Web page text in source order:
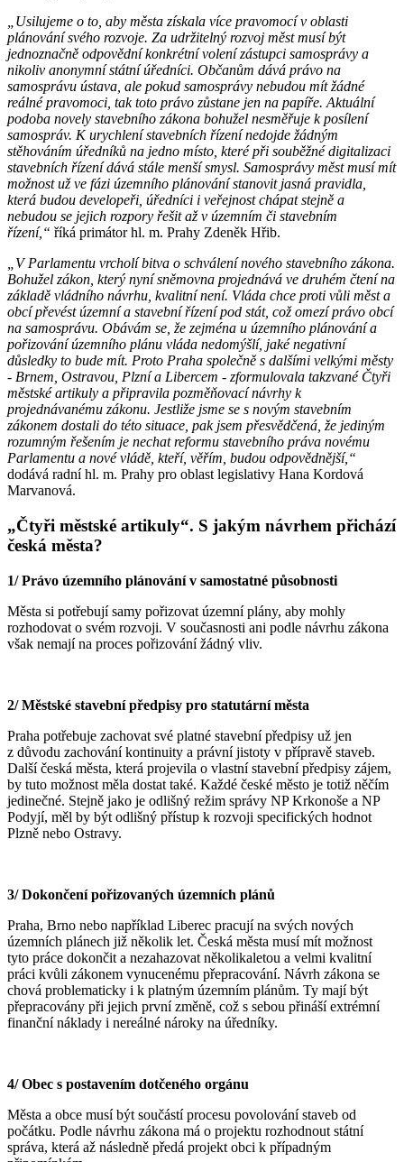
„Usilujeme o to, aby města získala více pravomocí v oblasti
plánování svého rozvoje. Za udržitelný rozvoj měst musí být
jednoznačně odpovědní konkrétní volení zástupci samosprávy a
nikoliv anonymní státní úředníci. Občanům dává právo na
samosprávu ústava, ale pokud samosprávy nebudou mít žádné
reálné pravomoci, tak toto právo zůstane jen na papíře. Aktuální
podoba novely stavebního zákona bohužel nesměřuje k posílení
samospráv. K urychlení stavebních řízení nedojde žádným
stěhováním úředníků na jedno místo, které při souběžné digitalizaci
stavebních řízení dává stále menší smysl. Samosprávy měst musí mít
možnost už ve fázi územního plánování stanovit jasná pravidla,
která budou developeři, úředníci i veřejnost chápat stejně a
nebudou se jejich rozpory řešit až v územním či stavebním
řízení,“ říká primátor hl. m. Prahy Zdeněk Hřib.
„V Parlamentu vrcholí bitva o schválení nového stavebního zákona.
Bohužel zákon, který nyní sněmovna projednává ve druhém čtení na
základě vládního návrhu, kvalitní není. Vláda chce proti vůli měst a
obcí převést územní a stavební řízení pod stát, což omezí právo obcí
na samosprávu. Obávám se, že zejména u územního plánování a
pořizování územního plánu vláda nedomýšlí, jaké negativní
důsledky to bude mít. Proto Praha společně s dalšími velkými městy
- Brnem, Ostravou, Plzní a Libercem - zformulovala takzvané Čtyři
městské artikuly a připravila pozměňovací návrhy k
projednávanému zákonu. Jestliže jsme se s novým stavebním
zákonem dostali do této situace, pak jsem přesvědčená, že jediným
rozumným řešením je nechat reformu stavebního práva novému
Parlamentu a nové vládě, kteří, věřím, budou odpovědnější,“
dodává radní hl. m. Prahy pro oblast legislativy Hana Kordová
Marvanová.
„Čtyři městské artikuly“. S jakým návrhem přichází
česká města?
1/ Právo územního plánování v samostatné působnosti
Města si potřebují samy pořizovat územní plány, aby mohly
rozhodovat o svém rozvoji. V současnosti ani podle návrhu zákona
však nemají na proces pořizování žádný vliv.
2/ Městské stavební předpisy pro statutární města
Praha potřebuje zachovat své platné stavební předpisy už jen
z důvodu zachování kontinuity a právní jistoty v přípravě staveb.
Další česká města, která projevila o vlastní stavební předpisy zájem,
by tuto možnost měla dostat také. Každé české město je totiž něčím
jedinečné. Stejně jako je odlišný režim správy NP Krkonoše a NP
Podyjí, měl by být odlišný přístup k rozvoji specifických hodnot
Plzně nebo Ostravy.
3/ Dokončení pořizovaných územních plánů
Praha, Brno nebo například Liberec pracují na svých nových
územních plánech již několik let. Česká města musí mít možnost
tyto práce dokončit a nezahazovat několikaletou a velmi kvalitní
práci kvůli zákonem vynucenému přepracování. Návrh zákona se
chová problematicky i k platným územním plánům. Ty mají být
přepracovány při jejich první změně, což s sebou přináší extrémní
finanční náklady i nereálné nároky na úředníky.
4/ Obec s postavením dotčeného orgánu
Města a obce musí být součástí procesu povolování staveb od
počátku. Podle návrhu zákona má o projektu rozhodnout státní
správa, která až následně předá projekt obci k případným